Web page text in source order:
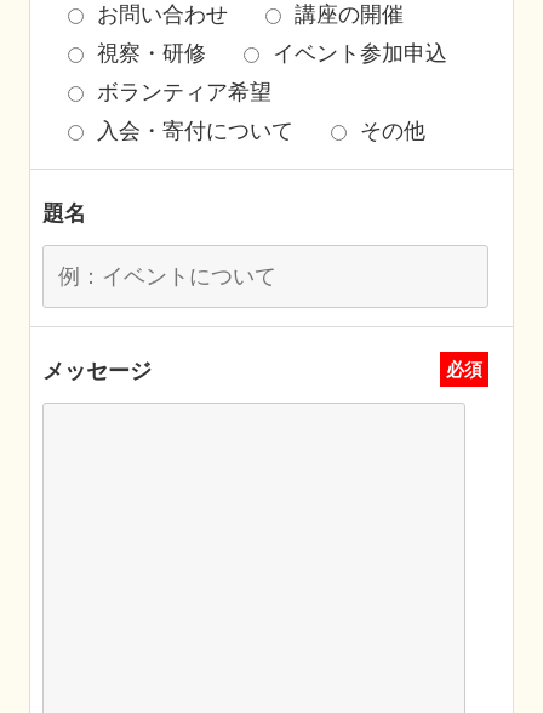
お問い合わせ
講座の開催
視察・研修
イベント参加申込
ボランティア希望
入会・寄付について
その他
題名
メッセージ 必須